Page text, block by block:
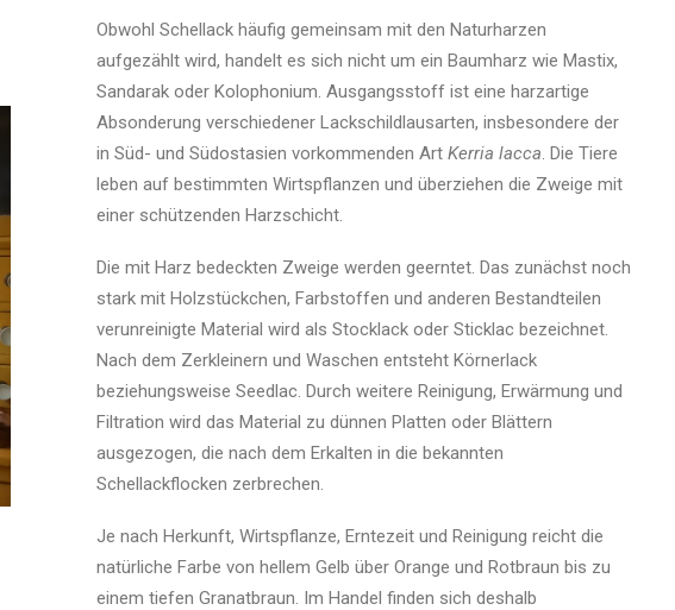
Obwohl Schellack häufig gemeinsam mit den Naturharzen
aufgezählt wird, handelt es sich nicht um ein Baumharz wie Mastix,
Sandarak oder Kolophonium. Ausgangsstoff ist eine harzartige
Absonderung verschiedener Lackschildlausarten, insbesondere der
in Süd- und Südostasien vorkommenden Art Kerria lacca. Die Tiere
leben auf bestimmten Wirtspflanzen und überziehen die Zweige mit
einer schützenden Harzschicht.
Die mit Harz bedeckten Zweige werden geerntet. Das zunächst noch
stark mit Holzstückchen, Farbstoffen und anderen Bestandteilen
verunreinigte Material wird als Stocklack oder Sticklac bezeichnet.
Nach dem Zerkleinern und Waschen entsteht Körnerlack
beziehungsweise Seedlac. Durch weitere Reinigung, Erwärmung und
Filtration wird das Material zu dünnen Platten oder Blättern
ausgezogen, die nach dem Erkalten in die bekannten
Schellackflocken zerbrechen.
Je nach Herkunft, Wirtspflanze, Erntezeit und Reinigung reicht die
natürliche Farbe von hellem Gelb über Orange und Rotbraun bis zu
einem tiefen Granatbraun. Im Handel finden sich deshalb